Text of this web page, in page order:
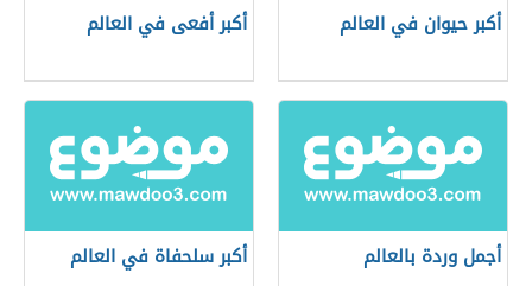
أكبر حيوان في العالم أكبر أفعى في العالم
أجمل وردة بالعالم أكبر سلحفاة في العالم